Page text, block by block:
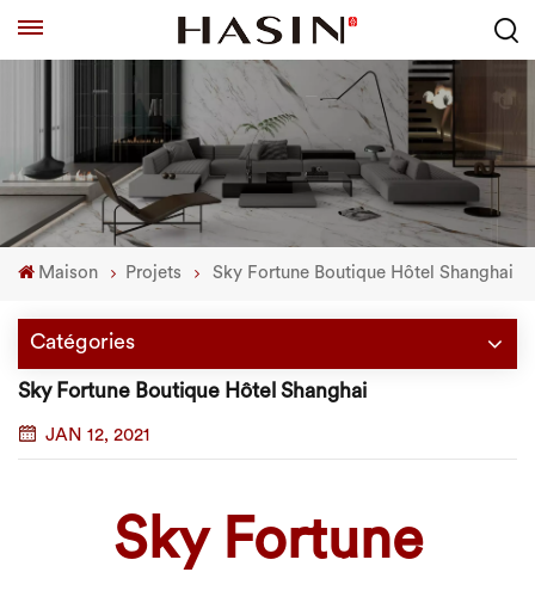
Maison Projets Sky Fortune Boutique Hôtel Shanghai
Catégories
Sky Fortune Boutique Hôtel Shanghai
JAN 12, 2021
Sky Fortune